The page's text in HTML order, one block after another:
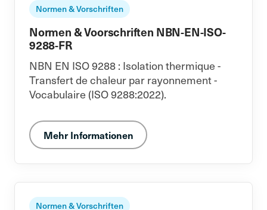
Normen & Vorschriften
Normen & Voorschriften NBN-EN-ISO-
9288-FR
NBN EN ISO 9288 : Isolation thermique -
Transfert de chaleur par rayonnement -
Vocabulaire (ISO 9288:2022).
Mehr Informationen
Normen & Vorschriften